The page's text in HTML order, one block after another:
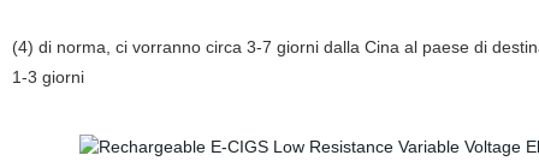
(4) di norma, ci vorranno circa 3-7 giorni dalla Cina al paese di
1-3 giorni